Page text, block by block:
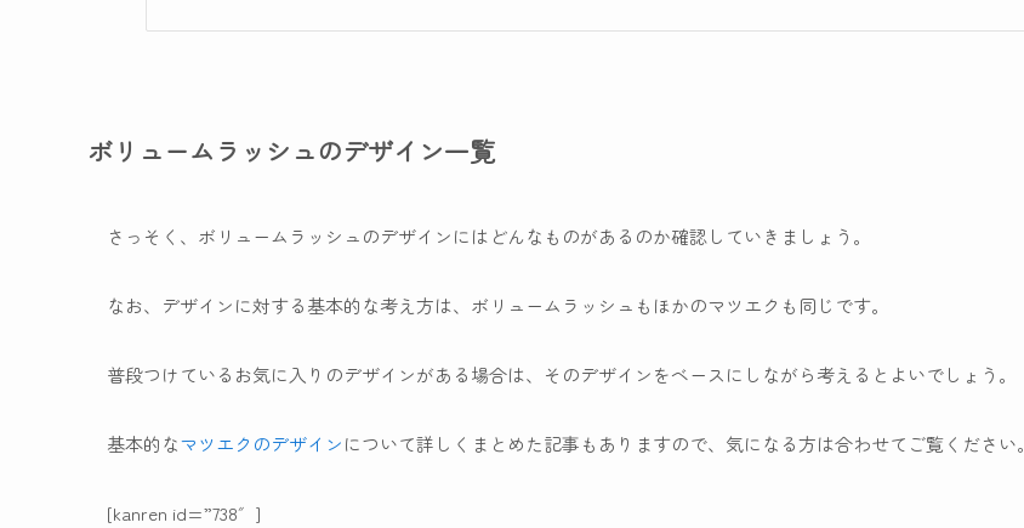
ボリュームラッシュのデザイン一覧
さっそく、ボリュームラッシュのデザインにはどんなものがあるのか確認していきましょう。
なお、デザインに対する基本的な考え方は、ボリュームラッシュもほかのマツエクも同じです。
普段つけているお気に入りのデザインがある場合は、そのデザインをベースにしながら考えるとよいでしょう。
基本的なマツエクのデザインについて詳しくまとめた記事もありますので、気になる方は合わせてご覧ください。
[kanren id=”738″]